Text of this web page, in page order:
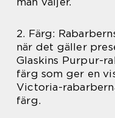
2. Färg:
när det gäller
Glaskins Purpur-
färg som ger en
Victoria-
färg.